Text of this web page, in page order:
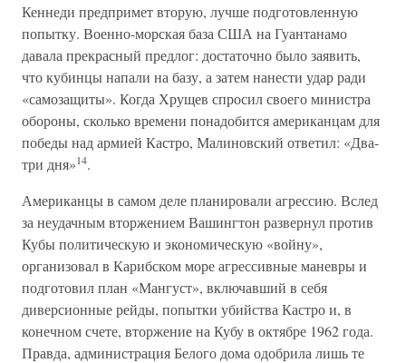
Кеннеди предпримет вторую, лучше подготовленную
попытку. Военно-морская база США на Гуантанамо
давала прекрасный предлог: достаточно было заявить,
что кубинцы напали на базу, а затем нанести удар ради
«самозащиты». Когда Хрущев спросил своего министра
обороны, сколько времени понадобится американцам для
победы над армией Кастро, Малиновский ответил: «Два-
три дня»14.
Американцы в самом деле планировали агрессию. Вслед
за неудачным вторжением Вашингтон развернул против
Кубы политическую и экономическую «войну»,
организовал в Карибском море агрессивные маневры и
подготовил план «Мангуст», включавший в себя
диверсионные рейды, попытки убийства Кастро и, в
конечном счете, вторжение на Кубу в октябре 1962 года.
Правда, администрация Белого дома одобрила лишь те